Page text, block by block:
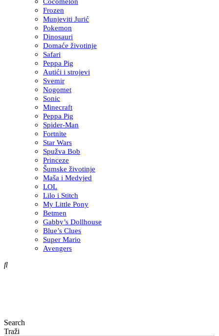
Frozen
Munjeviti Jurić
Pokemon
Dinosauri
Domaće životinje
Safari
Peppa Pig
Autići i strojevi
Svemir
Nogomet
Sonic
Minecraft
Peppa Pig
Spider-Man
Fortnite
Star Wars
Spužva Bob
Princeze
Šumske životinje
Maša i Medvjed
LOL
Lilo i Stitch
My Little Pony
Betmen
Gabby’s Dollhouse
Blue’s Clues
Super Mario
Avengers
Search
Traži